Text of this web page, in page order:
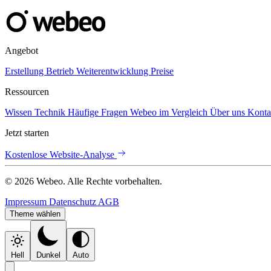
Angebot
Erstellung Betrieb Weiterentwicklung Preise
Ressourcen
Wissen Technik Häufige Fragen Webeo im Vergleich Über uns
Jetzt starten
Kostenlose Website-Analyse
© 2026 Webeo. Alle Rechte vorbehalten.
Impressum Datenschutz AGB
Theme wählen
Hell Dunkel Auto